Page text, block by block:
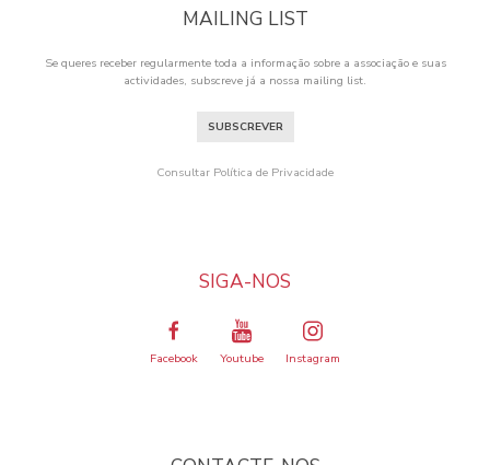
MAILING LIST
Se queres receber regularmente toda a informação sobre a associação e suas
actividades, subscreve já a nossa mailing list.
SUBSCREVER
Consultar Política de Privacidade
SIGA-NOS
Facebook Youtube Instagram